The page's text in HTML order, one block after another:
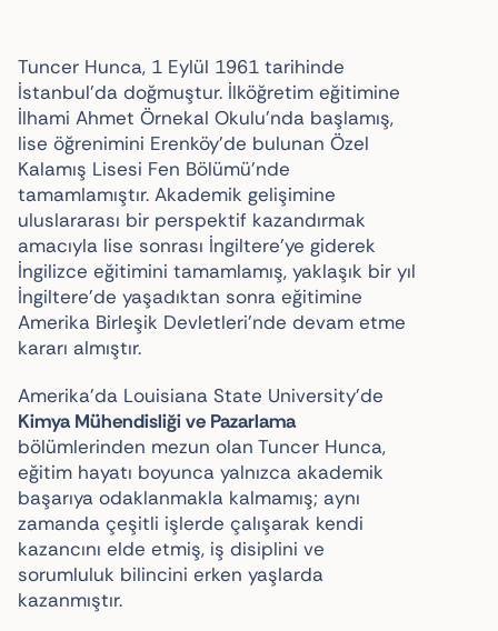
Tuncer Hunca, 1 Eylül 1961 tarihinde
İstanbul’da doğmuştur. İlköğretim eğitimine
İlhami Ahmet Örnekal Okulu’nda başlamış,
lise öğrenimini Erenköy’de bulunan Özel
Kalamış Lisesi Fen Bölümü’nde
tamamlamıştır. Akademik gelişimine
uluslararası bir perspektif kazandırmak
amacıyla lise sonrası İngiltere’ye giderek
İngilizce eğitimini tamamlamış, yaklaşık bir yıl
İngiltere’de yaşadıktan sonra eğitimine
Amerika Birleşik Devletleri’nde devam etme
kararı almıştır.
Amerika’da Louisiana State University’de
Kimya Mühendisliği ve Pazarlama
bölümlerinden mezun olan Tuncer Hunca,
eğitim hayatı boyunca yalnızca akademik
başarıya odaklanmakla kalmamış; aynı
zamanda çeşitli işlerde çalışarak kendi
kazancını elde etmiş, iş disiplini ve
sorumluluk bilincini erken yaşlarda
kazanmıştır.